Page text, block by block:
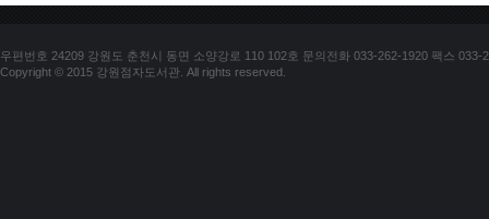
우편번호 24209 강원도 춘천시 동면 소양강로 110 102호 문의전화 033-262-1920 팩스 033-
Copyright © 2015 강원점자도서관. All rights reserved.